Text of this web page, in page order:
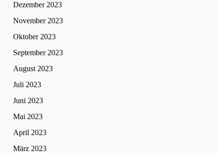
Dezember 2023
November 2023
Oktober 2023
September 2023
August 2023
Juli 2023
Juni 2023
Mai 2023
April 2023
März 2023